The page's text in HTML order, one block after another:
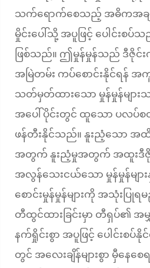
သက်ရောက်စေသည့် အဓိကအချ
မှိုင်းပေါ်သို့ အပူဖြင့် ပေါင်းစပ်
ဖြစ်သည်။ ဤမှုန်မှုန်သည် ဒီဇိုင်
အမြဲတမ်း ကပ်စောင်းနိုင်ရန်
သတ်မှတ်ထားသော မှုန်မှုန်မျာ
အပေါ်ပိုင်းတွင် ထူသော ပလ
ဖန်တီးနိုင်သည်။ နူးညံ့သော အ
အတွက် နူးညံ့မှုအတွက် အထူးဒီ
အလွန်သေးငယ်သော မှုန်မှုန်မျာ
စောင်းမှုန်မှုန်များကို အသုံးပြုရ
တီထွင်ထားခြင်းမှာ တီရှပ်၏ အမ
နက်ရှိုင်းစွာ အပူဖြင့် ပေါင်းစပ်နိုင်
တွင် အလေးချိန်များစွာ မှီနေစ